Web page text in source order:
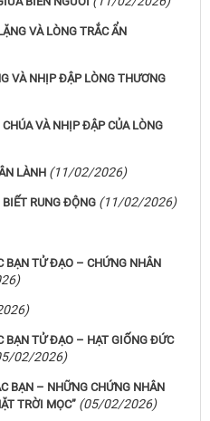
VÀ LÒNG TRẮC ẨN
VÀ NHỊP ĐẬP LÒNG THƯƠNG
VÀ NHỊP ĐẬP CỦA LÒNG
LÀNH (11/02/2026)
RUNG ĐỘNG (11/02/2026)
BẠN TỬ ĐẠO – CHỨNG NHÂN
BẠN TỬ ĐẠO – HẠT GIỐNG ĐỨC
02/2026)
BẠN – NHỮNG CHỨNG NHÂN
TRỜI MỌC” (05/02/2026)